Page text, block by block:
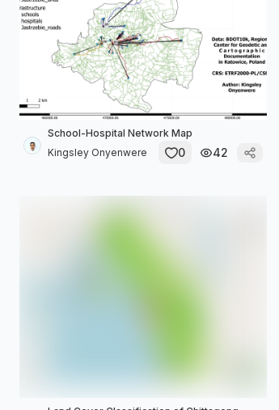
School-Hospital Network Map
Kingsley Onyenwere
0 42